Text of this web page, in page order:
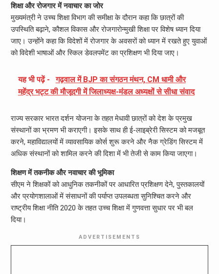
शिक्षा और रोजगार में नवाचार का जोर
मुख्यमंत्री ने उच्च शिक्षा विभाग की समीक्षा के दौरान कहा कि छात्रों की
उपस्थिति बढ़ाने, कौशल विकास और रोजगारोन्मुखी शिक्षा पर विशेष ध्यान दिया
जाए। उन्होंने कहा कि विदेशों में रोजगार के अवसरों को ध्यान में रखते हुए युवाओं
को विदेशी भाषाओं और स्किल डेवलपमेंट का प्रशिक्षण भी दिया जाए।
यह भी पढ़ें -
गढ़वाल में BJP का संगठन मंथन, CM धामी और
महेंद्र भट्ट की मौजूदगी में जिलाध्यक्ष-मंडल अध्यक्षों से सीधा संवाद
राज्य सरकार भारत दर्शन योजना के तहत मेधावी छात्रों को देश के प्रमुख
संस्थानों का भ्रमण भी कराएगी। इसके साथ ही ई-लाइब्रेरी सिस्टम को मजबूत
करने, महाविद्यालयों में व्यावसायिक कोर्स शुरू करने और नैक ग्रेडिंग सिस्टम में
अधिक संस्थानों को शामिल करने की दिशा में भी तेजी से काम किया जाएगा।
शिक्षण में तकनीक और नवाचार की भूमिका
सीएम ने शिक्षकों को आधुनिक तकनीकों पर आधारित प्रशिक्षण देने, पुस्तकालयों
और प्रयोगशालाओं में संसाधनों की पर्याप्त उपलब्धता सुनिश्चित करने और
राष्ट्रीय शिक्षा नीति 2020 के तहत उच्च शिक्षा में गुणवत्ता सुधार पर भी बल
दिया।
ADVERTISEMENTS